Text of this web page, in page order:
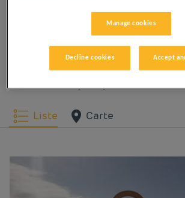
Laissez-vous tenter par nos hôtels
à Sète. Dès votre arrivée, vous
l’expérience Première Classe : des
économiques, simples et
modernes et lumineux. L’essentiel
Liste Carte
Manage cookies
Decline cookies Accept